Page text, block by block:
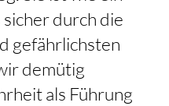
durch die
gefährlichsten
demütig
als Führung